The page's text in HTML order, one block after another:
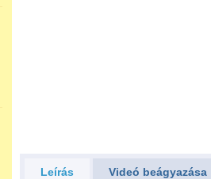
Leírás Videó beágyazása